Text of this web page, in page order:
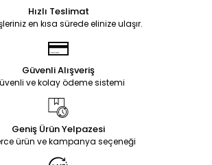
Hızlı Teslimat
en kısa sürede elinize ulaşır.
Güvenli Alışveriş
ve kolay ödeme sistemi
Geniş Ürün Yelpazesi
ürün ve kampanya seçeneği